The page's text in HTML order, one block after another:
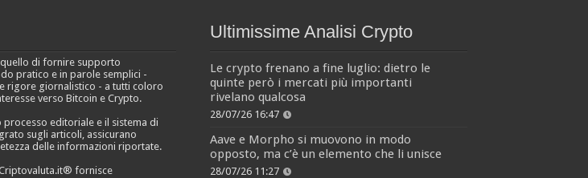
di fornire supporto
pratico e in parole semplici -
rigore giornalistico - a tutti coloro
verso Bitcoin e Crypto.
editoriale e il sistema di
sugli articoli, assicurano
delle informazioni riportate.
fornisce
Ultimissime Analisi Crypto
Le crypto frenano a fine luglio: dietro le
quinte però i mercati più importanti
rivelano qualcosa
28/07/26 16:47
Aave e Morpho si muovono in modo
opposto, ma c’è un elemento che li unisce
28/07/26 11:27